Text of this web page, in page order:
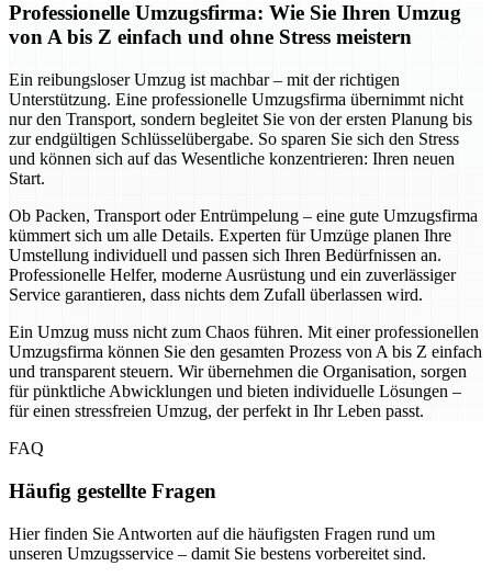
Professionelle Umzugsfirma: Wie Sie Ihren Umzug
von A bis Z einfach und ohne Stress meistern
Ein reibungsloser Umzug ist machbar – mit der richtigen
Unterstützung. Eine professionelle Umzugsfirma übernimmt nicht
nur den Transport, sondern begleitet Sie von der ersten Planung bis
zur endgültigen Schlüsselübergabe. So sparen Sie sich den Stress
und können sich auf das Wesentliche konzentrieren: Ihren neuen
Start.
Ob Packen, Transport oder Entrümpelung – eine gute Umzugsfirma
kümmert sich um alle Details. Experten für Umzüge planen Ihre
Umstellung individuell und passen sich Ihren Bedürfnissen an.
Professionelle Helfer, moderne Ausrüstung und ein zuverlässiger
Service garantieren, dass nichts dem Zufall überlassen wird.
Ein Umzug muss nicht zum Chaos führen. Mit einer professionellen
Umzugsfirma können Sie den gesamten Prozess von A bis Z einfach
und transparent steuern. Wir übernehmen die Organisation, sorgen
für pünktliche Abwicklungen und bieten individuelle Lösungen –
für einen stressfreien Umzug, der perfekt in Ihr Leben passt.
FAQ
Häufig gestellte Fragen
Hier finden Sie Antworten auf die häufigsten Fragen rund um
unseren Umzugsservice – damit Sie bestens vorbereitet sind.